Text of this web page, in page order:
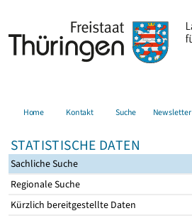
Home Kontakt Suche Newsletter
STATISTISCHE DATEN
Sachliche Suche
Regionale Suche
Kürzlich bereitgestellte Daten